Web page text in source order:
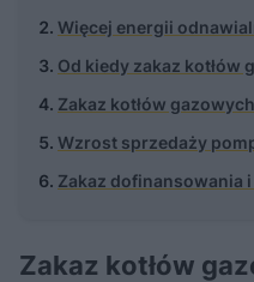
Więcej energii
Od kiedy zakaz kotłów
Zakaz kotłów
Wzrost sprzedaży
Zakaz dofinansowania
Zakaz kotłów